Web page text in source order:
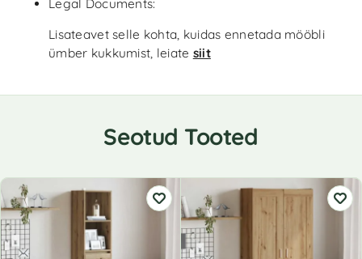
Legal Documents:
Lisateavet selle kohta, kuidas ennetada mööbli
ümber kukkumist, leiate siit
Seotud Tooted